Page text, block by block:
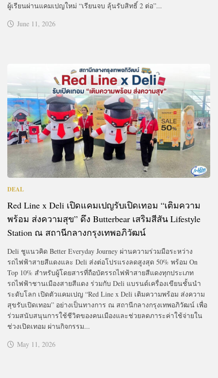
ผู้เรียนผ่านแคมเปญใหม่ “เรียนจบ ลุ้นรับสิทธิ์ 2 ต่อ”...
June 11, 2026
DEAL
Red Line x Deli เปิดแคมเปญรับเปิดเทอม “เติมความ
พร้อม ส่งความสุข” ดึง Butterbear เสริมสีสัน Lifestyle
Station ณ สถานีกลางกรุงเทพอภิวัฒน์
Deli ชูแนวคิด Better Everyday Journey ผ่านความร่วมมือระหว่าง
รถไฟฟ้าสายสีแดงและ Deli ส่งต่อโปรแรงลดสูงสุด 50% พร้อม On
Top 10% สำหรับผู้โดยสารที่ถือบัตรรถไฟฟ้าสายสีแดงทุกประเภท
รถไฟฟ้าชานเมืองสายสีแดง ร่วมกับ Deli แบรนด์เครื่องเขียนชั้นนำ
ระดับโลก เปิดตัวแคมเปญ “Red Line x Deli เติมความพร้อม ส่งความ
สุขรับเปิดเทอม” อย่างเป็นทางการ ณ สถานีกลางกรุงเทพอภิวัฒน์ เพื่อ
ร่วมสนับสนุนการใช้ชีวิตของคนเมืองและช่วยลดภาระค่าใช้จ่ายใน
ช่วงเปิดเทอม ผ่านกิจกรรม...
May 11, 2026